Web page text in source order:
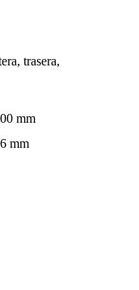
trasera,
mm
mm